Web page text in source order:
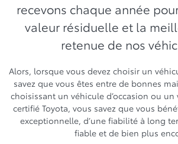
recevons chaque année
valeur résiduelle et la
retenue de nos
Alors, lorsque vous devez choisir un
savez que vous êtes entre de bonnes
choisissant un véhicule d’occasion ou un
certifié Toyota, vous savez que vous
exceptionnelle, d’une fiabilité à long
fiable et de bien plus